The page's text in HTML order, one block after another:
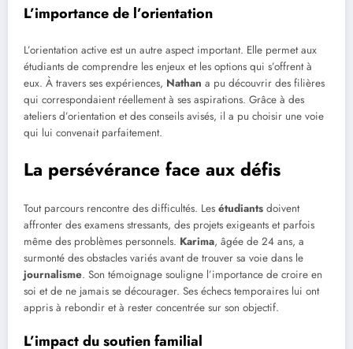
L’importance de l’orientation
L’orientation active est un autre aspect important. Elle permet aux
étudiants de comprendre les enjeux et les options qui s’offrent à
eux. À travers ses expériences, Nathan a pu découvrir des filières
qui correspondaient réellement à ses aspirations. Grâce à des
ateliers d’orientation et des conseils avisés, il a pu choisir une voie
qui lui convenait parfaitement.
La persévérance face aux défis
Tout parcours rencontre des difficultés. Les étudiants doivent
affronter des examens stressants, des projets exigeants et parfois
même des problèmes personnels. Karima, âgée de 24 ans, a
surmonté des obstacles variés avant de trouver sa voie dans le
journalisme. Son témoignage souligne l’importance de croire en
soi et de ne jamais se décourager. Ses échecs temporaires lui ont
appris à rebondir et à rester concentrée sur son objectif.
L’impact du soutien familial